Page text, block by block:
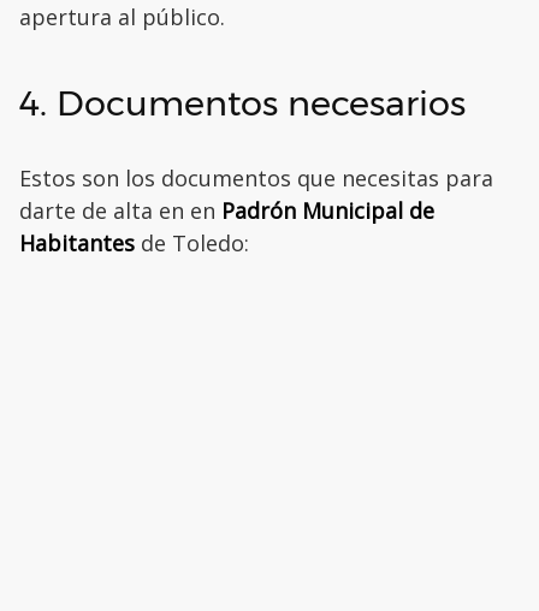
apertura al público.
4. Documentos necesarios
Estos son los documentos que necesitas para
darte de alta en en Padrón Municipal de
Habitantes de Toledo: